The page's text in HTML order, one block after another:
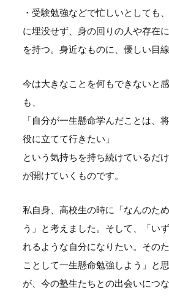
・受験勉強などで忙しいとしても
に埋没せず、身の回りの人や存在
を持つ。身近なものに、優しい目線
今は大きなことを何もできないと
も、
「自分が一生懸命学んだことは、
役に立てて行きたい」
という気持ちを持ち続けているだ
が開けていくものです。
私自身、高校生の時に「なんのた
う」と考えました。そして、「い
れるような自分になりたい。その
ことして一生懸命勉強しよう」と
が、今の塾生たちとの出会いにつな